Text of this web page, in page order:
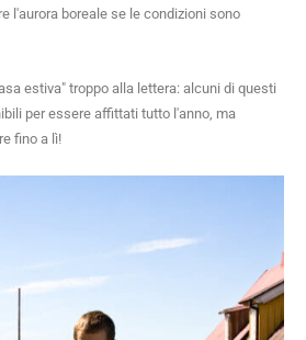
l'aurora boreale se le condizioni sono
estiva" troppo alla lettera: alcuni di questi
per essere affittati tutto l'anno, ma
fino a lì!